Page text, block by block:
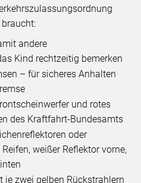
braucht:
andere
Kind rechtzeitig bemerken
– für sicheres Anhalten
und rotes
des Kraftfahrt-Bundesamts
oder
weißer Reflektor vorne,
je zwei gelben Rückstrahlern